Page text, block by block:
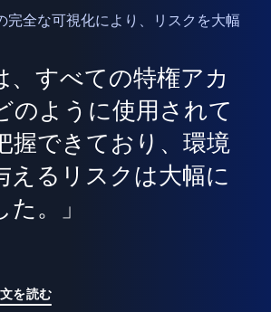
完全な可視化により、リスクを大幅
、すべての特権アカ
のように使用されて
握できており、環境
えるリスクは大幅に
。」
を読む